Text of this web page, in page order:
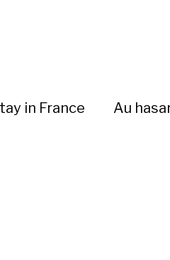
in France Au